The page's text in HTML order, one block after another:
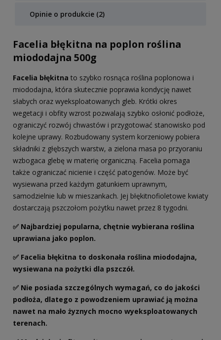
Opinie o produkcie (2)
Facelia błękitna na poplon roślina
miododajna 500g
Facelia błękitna to szybko rosnąca roślina poplonowa i
miododajna, która skutecznie poprawia kondycję nawet
słabych oraz wyeksploatowanych gleb. Krótki okres
wegetacji i obfity wzrost pozwalają szybko osłonić podłoże,
ograniczyć rozwój chwastów i przygotować stanowisko pod
kolejne uprawy. Rozbudowany system korzeniowy pobiera
składniki z głębszych warstw, a zielona masa po przyoraniu
wzbogaca glebę w materię organiczną. Facelia pomaga
także ograniczać nicienie i część patogenów. Może być
wysiewana przed każdym gatunkiem uprawnym,
samodzielnie lub w mieszankach. Jej błękitnofioletowe kwiaty
dostarczają pszczołom pożytku nawet przez 8 tygodni.
✅ Najbardziej popularna, chętnie wybierana roślina
uprawiana jako poplon.
✅ Facelia błękitna to doskonała roślina miododajna,
wysiewana na pożytki dla pszczół.
✅ Nie posiada szczególnych wymagań, co do jakości
podłoża, dlatego z powodzeniem uprawiać ją można
nawet na mało żyznych mocno wyeksploatowanych
terenach.